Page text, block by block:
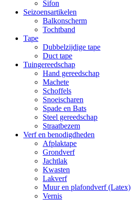
Sifon
Seizoensartikelen
Balkonscherm
Tochtband
Tape
Dubbelzijdige tape
Duct tape
Tuingereedschap
Hand gereedschap
Machete
Schoffels
Snoeischaren
Spade en Bats
Steel gereedschap
Straatbezem
Verf en benodigdheden
Afplaktape
Grondverf
Jachtlak
Kwasten
Lakverf
Muur en plafondverf (Latex)
Vernis